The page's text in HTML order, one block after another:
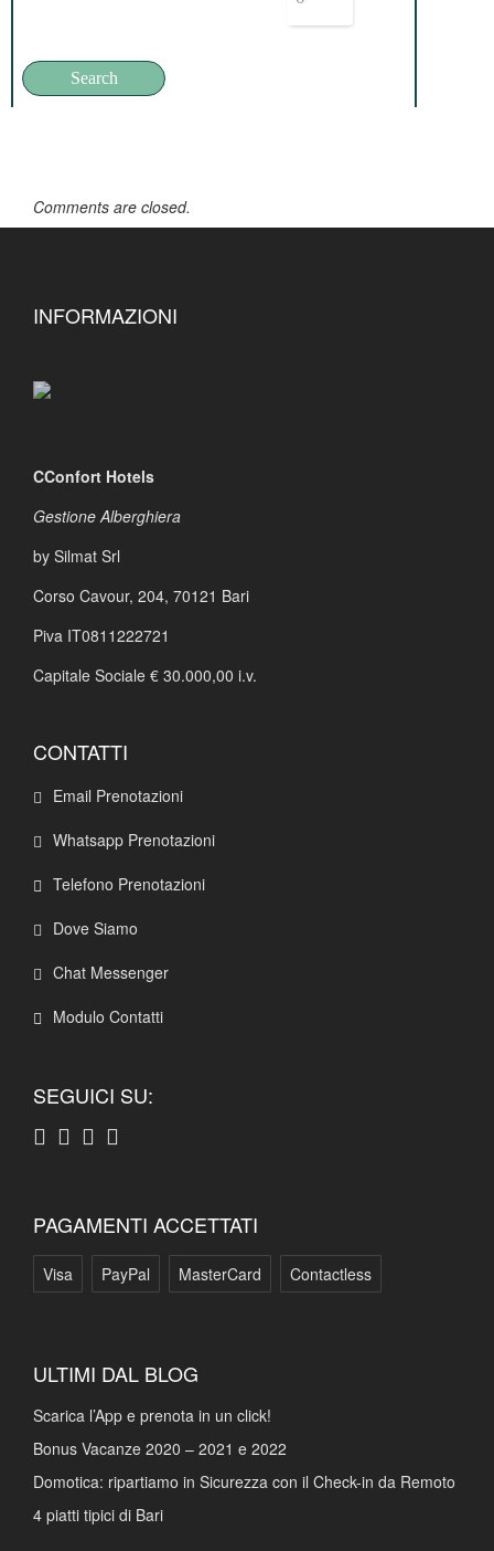
Comments are closed.
INFORMAZIONI
CConfort Hotels
Gestione Alberghiera
by Silmat Srl
Corso Cavour, 204, 70121 Bari
Piva IT0811222721
Capitale Sociale € 30.000,00 i.v.
CONTATTI
Email Prenotazioni
Whatsapp Prenotazioni
Telefono Prenotazioni
Dove Siamo
Chat Messenger
Modulo Contatti
SEGUICI SU:
PAGAMENTI ACCETTATI
Visa PayPal MasterCard Contactless
ULTIMI DAL BLOG
Scarica l’App e prenota in un click!
Bonus Vacanze 2020 – 2021 e 2022
Domotica: ripartiamo in Sicurezza con il Check-in da Remoto
4 piatti tipici di Bari